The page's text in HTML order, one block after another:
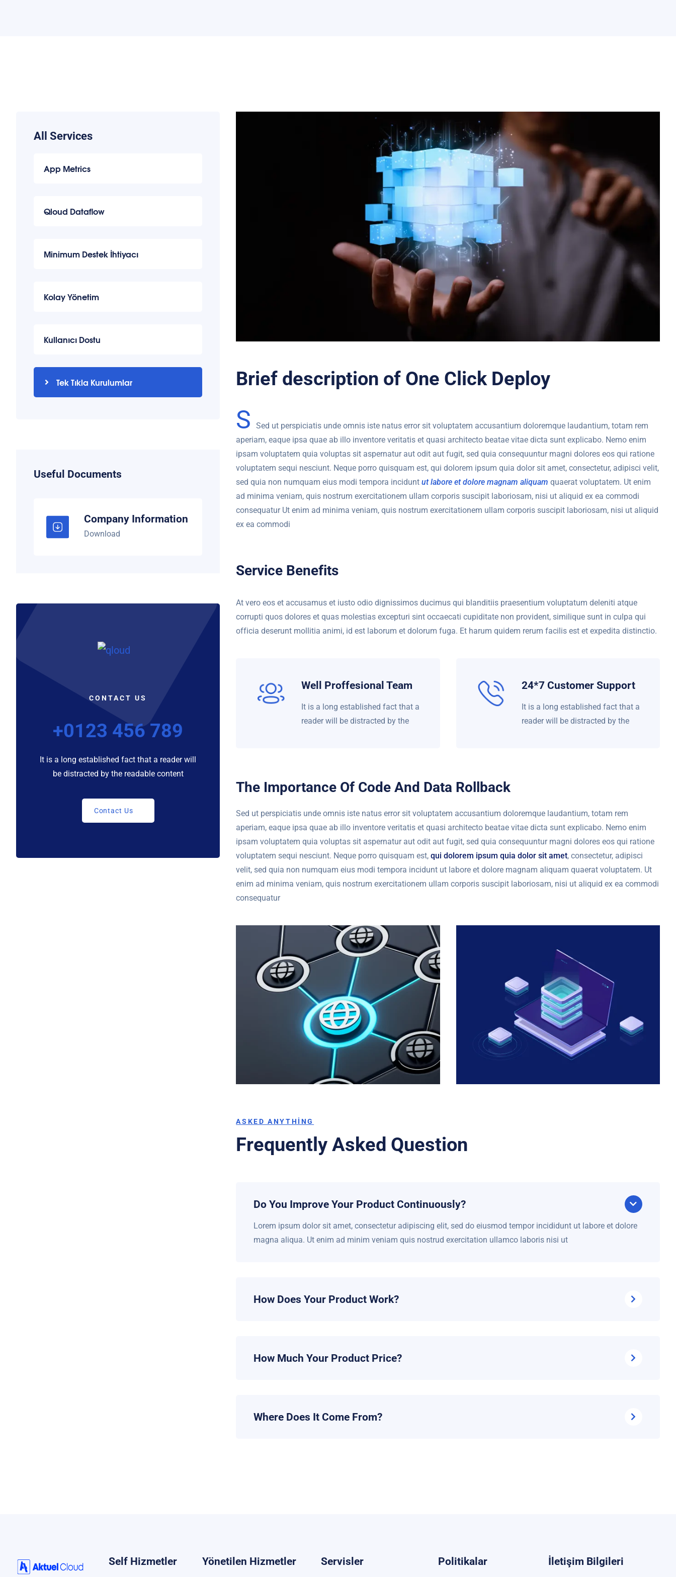
All Services
App Metrics
Qloud Dataflow
Minimum Destek İhtiyacı
Kolay Yönetim
Kullanıcı Dostu
Tek Tıkla Kurulumlar
Useful Documents
Company Information
Download
CONTACT US
+0123 456 789
It is a long established fact that a reader will
be distracted by the readable content
Contact Us
Brief description of One Click Deploy
S
Sed ut perspiciatis unde omnis iste natus error sit voluptatem accusantium doloremque laudantium, totam rem
aperiam, eaque ipsa quae ab illo inventore veritatis et quasi architecto beatae vitae dicta sunt explicabo. Nemo enim
ipsam voluptatem quia voluptas sit aspernatur aut odit aut fugit, sed quia consequuntur magni dolores eos qui ratione
voluptatem sequi nesciunt. Neque porro quisquam est, qui dolorem ipsum quia dolor sit amet, consectetur, adipisci velit,
sed quia non numquam eius modi tempora inciduntut labore et dolore magnam aliquam quaerat voluptatem. Ut enim
ad minima veniam, quis nostrum exercitationem ullam corporis suscipit laboriosam, nisi ut aliquid ex ea commodi
consequatur Ut enim ad minima veniam, quis nostrum exercitationem ullam corporis suscipit laboriosam, nisi ut aliquid
ex ea commodi
Service Benefits
At vero eos et accusamus et iusto odio dignissimos ducimus qui blanditiis praesentium voluptatum deleniti atque
corrupti quos dolores et quas molestias excepturi sint occaecati cupiditate non provident, similique sunt in culpa qui
officia deserunt mollitia animi, id est laborum et dolorum fuga. Et harum quidem rerum facilis est et expedita distinctio.
Well Proffesional Team
It is a long established fact that a
reader will be distracted by the
24*7 Customer Support
It is a long established fact that a
reader will be distracted by the
The Importance Of Code And Data Rollback
Sed ut perspiciatis unde omnis iste natus error sit voluptatem accusantium doloremque laudantium, totam rem
aperiam, eaque ipsa quae ab illo inventore veritatis et quasi architecto beatae vitae dicta sunt explicabo. Nemo enim
ipsam voluptatem quia voluptas sit aspernatur aut odit aut fugit, sed quia consequuntur magni dolores eos qui ratione
voluptatem sequi nesciunt. Neque porro quisquam est,qui dolorem ipsum quia dolor sit amet, consectetur, adipisci
velit, sed quia non numquam eius modi tempora incidunt ut labore et dolore magnam aliquam quaerat voluptatem. Ut
enim ad minima veniam, quis nostrum exercitationem ullam corporis suscipit laboriosam, nisi ut aliquid ex ea commodi
consequatur
ASKED ANYTHING
Frequently Asked Question
Do You Improve Your Product Continuously?
Lorem ipsum dolor sit amet, consectetur adipiscing elit, sed do eiusmod tempor incididunt ut labore et dolore
magna aliqua. Ut enim ad minim veniam quis nostrud exercitation ullamco laboris nisi ut
How Does Your Product Work?
How Much Your Product Price?
Where Does It Come From?
Self Hizmetler Yönetilen Hizmetler Servisler Politikalar İletişim Bilgileri